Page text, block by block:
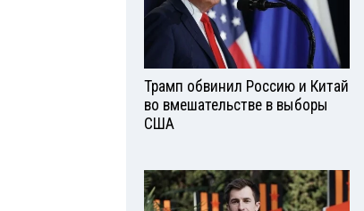
Трамп обвинил Россию и Китай
во вмешательстве в выборы
США